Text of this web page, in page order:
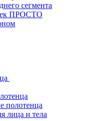
сегмента
ПРОСТО
полотенца
лица и тела